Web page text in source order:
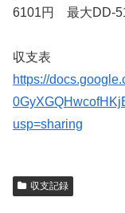
6101円 最大DD-
収支表
https://
usp=sharing
収支記録